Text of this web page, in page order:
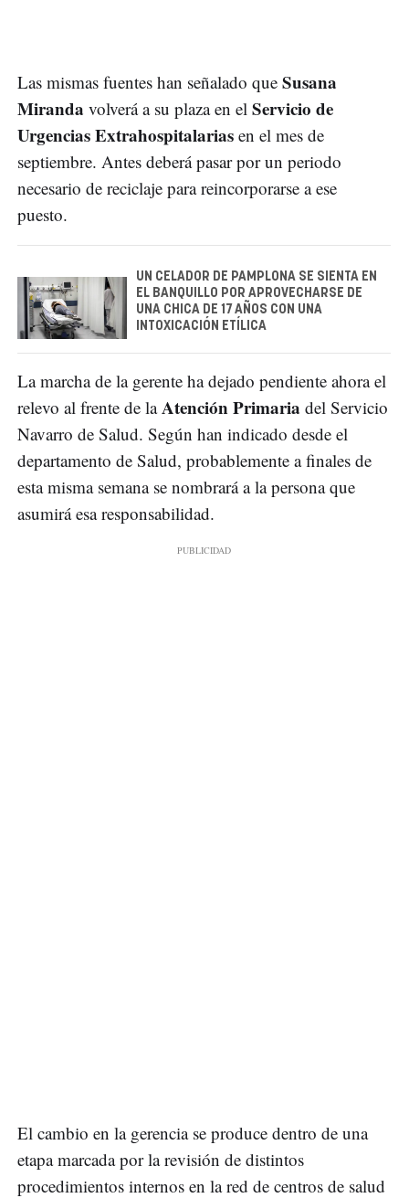
Las mismas fuentes han señalado que Susana
Miranda volverá a su plaza en el Servicio de
Urgencias Extrahospitalarias en el mes de
septiembre. Antes deberá pasar por un periodo
necesario de reciclaje para reincorporarse a ese
puesto.
UN CELADOR DE PAMPLONA SE SIENTA EN
EL BANQUILLO POR APROVECHARSE DE
UNA CHICA DE 17 AÑOS CON UNA
INTOXICACIÓN ETÍLICA
La marcha de la gerente ha dejado pendiente ahora el
relevo al frente de laAtención Primaria del Servicio
Navarro de Salud. Según han indicado desde el
departamento de Salud, probablemente a finales de
esta misma semana se nombrará a la persona que
asumirá esa responsabilidad.
El cambio en la gerencia se produce dentro de una
etapa marcada por la revisión de distintos
procedimientos internos en la red de centros de salud